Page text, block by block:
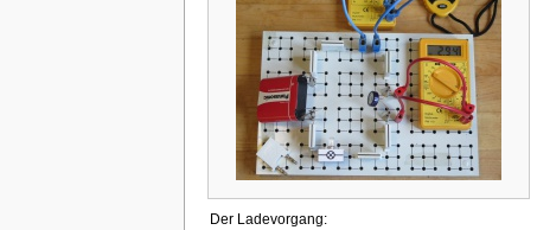
Der Ladevorgang: